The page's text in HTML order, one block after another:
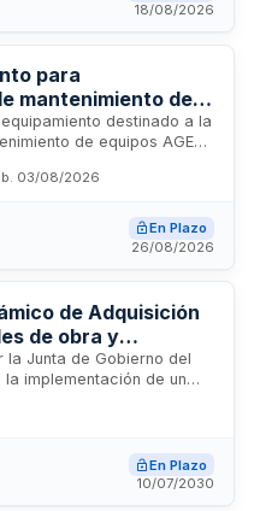
con la normativa de
18/08/2026
para
mantenimiento de
de Aeronaves
Sevilla
destinado a la
de equipos AGE
de la Maestranza Aérea
y equipos
deberá garantizar la
y documentación
03/08/2026
En Plazo
26/08/2026
de Adquisición
de obra y
de Santa Pola
Junta de Gobierno del
implementación de un
a las compras
y suministros
local acceder a un
cualificados para
En Plazo
10/07/2030